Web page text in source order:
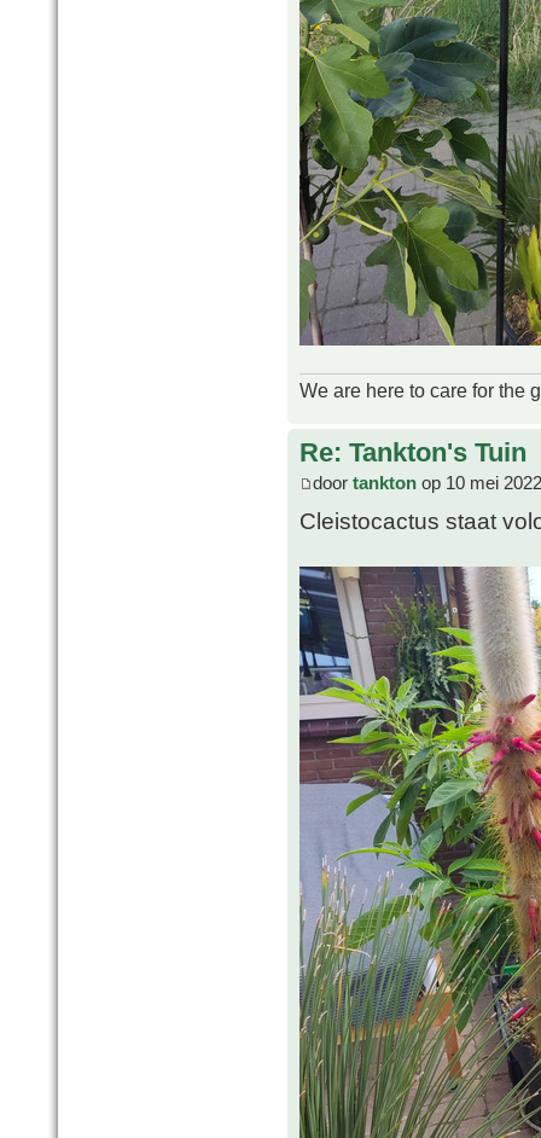
We are here to care for the
Re: Tankton's Tuin
door tankton op 10 mei
Cleistocactus staat